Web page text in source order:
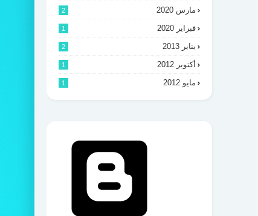
مارس 2020 2
فبراير 2020 1
يناير 2013 2
أكتوبر 2012 1
مايو 2012 1